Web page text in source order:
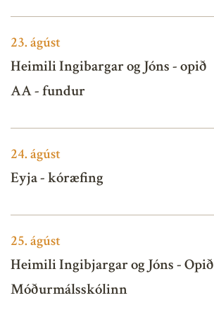
23.ágúst
Heimili Ingibargar og Jóns - opið
AA - fundur
24.ágúst
Eyja - kóræfing
25.ágúst
Heimili Ingibjargar og Jóns - Opið
Móðurmálsskólinn